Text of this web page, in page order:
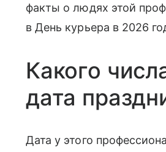
факты о людях этой
в День курьера в 2026
Какого
дата
Дата у этого